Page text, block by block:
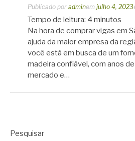
Publicado por adminem julho 4, 2023
Tempo de leitura: 4 minutos
Na hora de comprar vigas em
ajuda da maior empresa da
você está em busca de um
madeira confiável, com anos
mercado e…
Pesquisar